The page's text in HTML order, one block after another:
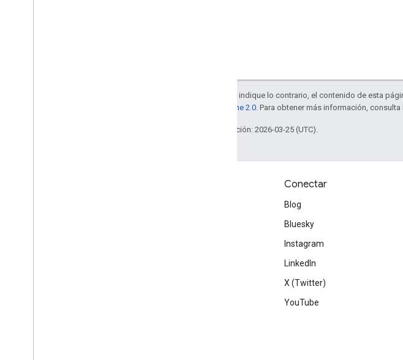
A menos que se indique lo contrario, el contenido de esta
licencia Apache 2.0 . Para obtener más información, consulta
Última actualización: 2026-03-25 (UTC).
Conectar
Blog
Bluesky
Instagram
LinkedIn
X (Twitter)
YouTube